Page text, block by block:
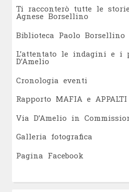
Ti racconterò tutte le
Agnese Borsellino
Biblioteca Paolo Borsellino
L’attentato le indagini e i
D’Amelio
Cronologia eventi
Rapporto MAFIA e APPALTI
Via D’Amelio in
Galleria fotografica
Pagina Facebook